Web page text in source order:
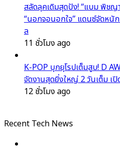
สลัดลุคเดิมสุดปัง! “แบม พิช
“นอกจอนอกใจ” แดนซ์จัดหนัก
ล
11 ชั่วโมง ago
K-POP บุกยุโรปเต็มสูบ! D
จัดงานสุดยิ่งใหญ่ 2 วันเต็ม เ
12 ชั่วโมง ago
Recent Tech News